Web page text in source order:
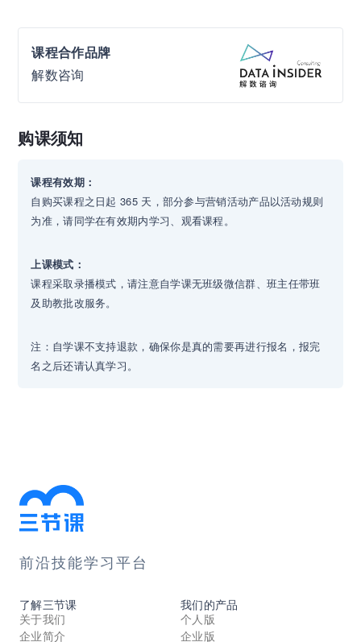
与定位，帮助品牌在电商全渠道实现稳健增长； 电商团队提
效，帮助企业打造 从研发 - 产品 - 投放 - 运营 一体化的全新
组织模式，从底层上提高品牌经营效率。 团队分布：上海、
武汉 主要客户：娇韵诗、思念、华熙生物、海正药业、膳魔
师傅、简爱、素士、永璞、袋鼠妈妈、小壳、PMPM、丽人
证券。
课程合作品牌
解数咨询
购课须知
课程有效期：
自购买课程之日起 365 天，部分参与营销活动产品以活动规则
为准，请同学在有效期内学习、观看课程。
上课模式：
课程采取录播模式，请注意自学课无班级微信群、班主任带班
及助教批改服务。
注：自学课不支持退款，确保你是真的需要再进行报名，报完
名之后还请认真学习。
前沿技能学习平台
了解三节课
关于我们
企业简介
我们的产品
个人版
企业版